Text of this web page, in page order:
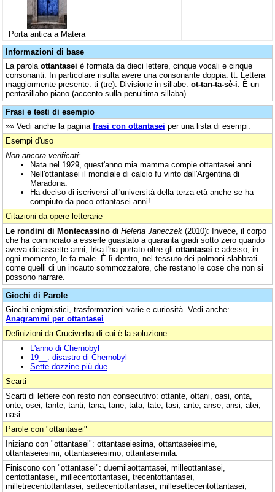
Porta antica a Matera
Informazioni di base
La parola ottantasei è formata da dieci lettere, cinque vocali e cinque
consonanti. In particolare risulta avere una consonante doppia: tt. Lettera
maggiormente presente: ti (tre). Divisione in sillabe: ot-tan-ta-sè-i . È un
pentasillabo piano (accento sulla penultima sillaba).
Frasi e testi di esempio
»» Vedi anche la pagina frasi con ottantasei per una lista di esempi.
Esempi d'uso
Non ancora verificati:
Nata nel 1929, quest'anno mia mamma compie ottantasei anni.
Nell'ottantasei il mondiale di calcio fu vinto dall'Argentina di
Maradona.
Ha deciso di iscriversi all'università della terza età anche se ha
compiuto da poco ottantasei anni!
Citazioni da opere letterarie
Le rondini di Montecassino di Helena Janeczek (2010): Invece, il corpo
che ha cominciato a esserle guastato a quaranta gradi sotto zero quando
aveva diciassette anni, Irka l'ha portato oltre gli ottantasei e adesso, in
ogni momento, le fa male. È lì dentro, nel tessuto dei polmoni slabbrati
come quelli di un incauto sommozzatore, che restano le cose che non si
possono narrare.
Giochi di Parole
Giochi enigmistici, trasformazioni varie e curiosità. Vedi anche:
Anagrammi per ottantasei
Definizioni da Cruciverba di cui è la soluzione
L'anno di Chernobyl
19__: disastro di Chernobyl
Sette dozzine più due
Scarti
Scarti di lettere con resto non consecutivo: ottante, ottani, oasi, onta,
onte, osei, tante, tanti, tana, tane, tata, tate, tasi, ante, anse, ansi, atei,
nasi.
Parole con "ottantasei"
Iniziano con "ottantasei": ottantaseiesima, ottantaseiesime,
ottantaseiesimi, ottantaseiesimo, ottantaseimila.
Finiscono con "ottantasei": duemilaottantasei, milleottantasei,
centottantasei, millecentottantasei, trecentottantasei,
milletrecentottantasei, settecentottantasei, millesettecentottantasei,